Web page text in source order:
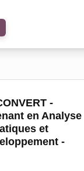
-
en Analyse
et
-